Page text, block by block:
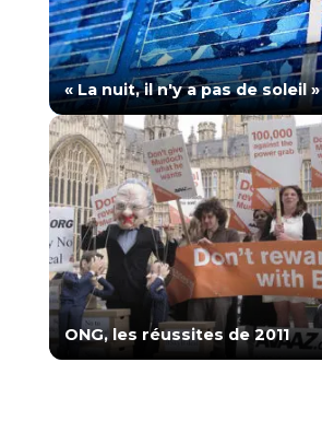
« La nuit, il n'y a pas de soleil »
ONG, les réussites de 2011